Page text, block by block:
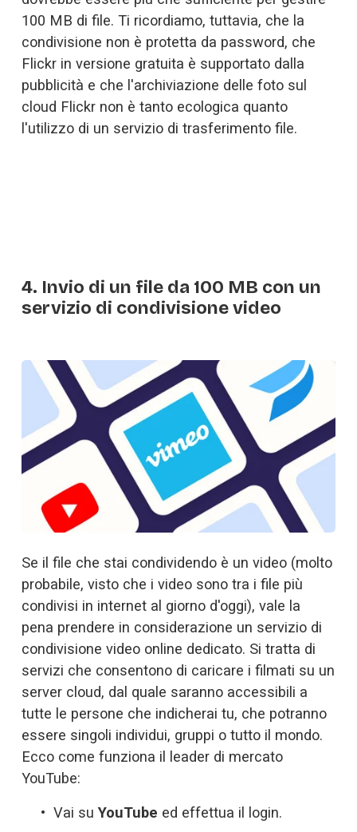
100 MB di file. Ti ricordiamo, tuttavia, che la
condivisione non è protetta da password, che
Flickr in versione gratuita è supportato dalla
pubblicità e che l'archiviazione delle foto sul
cloud Flickr non è tanto ecologica quanto
l'utilizzo di un servizio di trasferimento file.
4. Invio di un file da 100 MB con un
servizio di condivisione video
Se il file che stai condividendo è un video (molto
probabile, visto che i video sono tra i file più
condivisi in internet al giorno d'oggi), vale la
pena prendere in considerazione un servizio di
condivisione video online dedicato. Si tratta di
servizi che consentono di caricare i filmati su un
server cloud, dal quale saranno accessibili a
tutte le persone che indicherai tu, che potranno
essere singoli individui, gruppi o tutto il mondo.
Ecco come funziona il leader di mercato
YouTube:
Vai su YouTube ed effettua il login.